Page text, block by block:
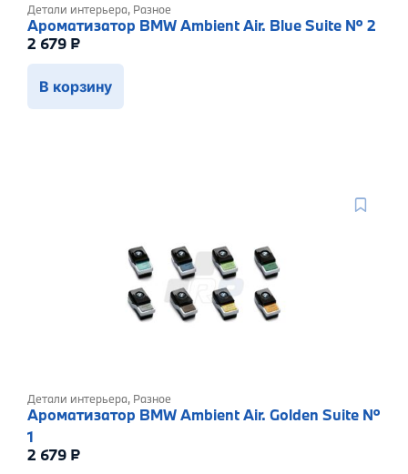
Детали интерьера, Разное
Ароматизатор BMW Ambient Air. Blue Suite № 2
2 679 ₽
В корзину
Детали интерьера, Разное
Ароматизатор BMW Ambient Air. Golden Suite №
1
2 679 ₽